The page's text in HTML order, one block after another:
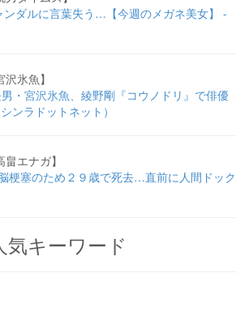
ンダルに言葉失う…【今週のメガネ美女】 -
氷魚】
・宮沢氷魚、綾野剛『コウノドリ』で俳優
ンラドットネット）
エナガ】
梗塞のため２９歳で死去…直前に人間ドック
気キーワード